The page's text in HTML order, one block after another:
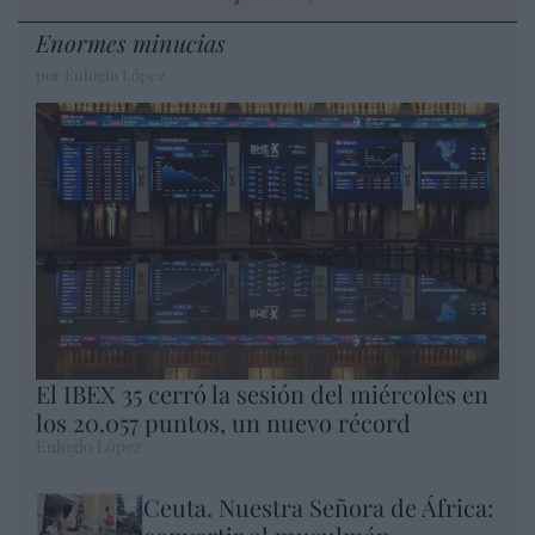
Enormes minucias
El IBEX 35 cerró la sesión del miércoles en
los 20.057 puntos, un nuevo récord
Ceuta. Nuestra Señora de África: